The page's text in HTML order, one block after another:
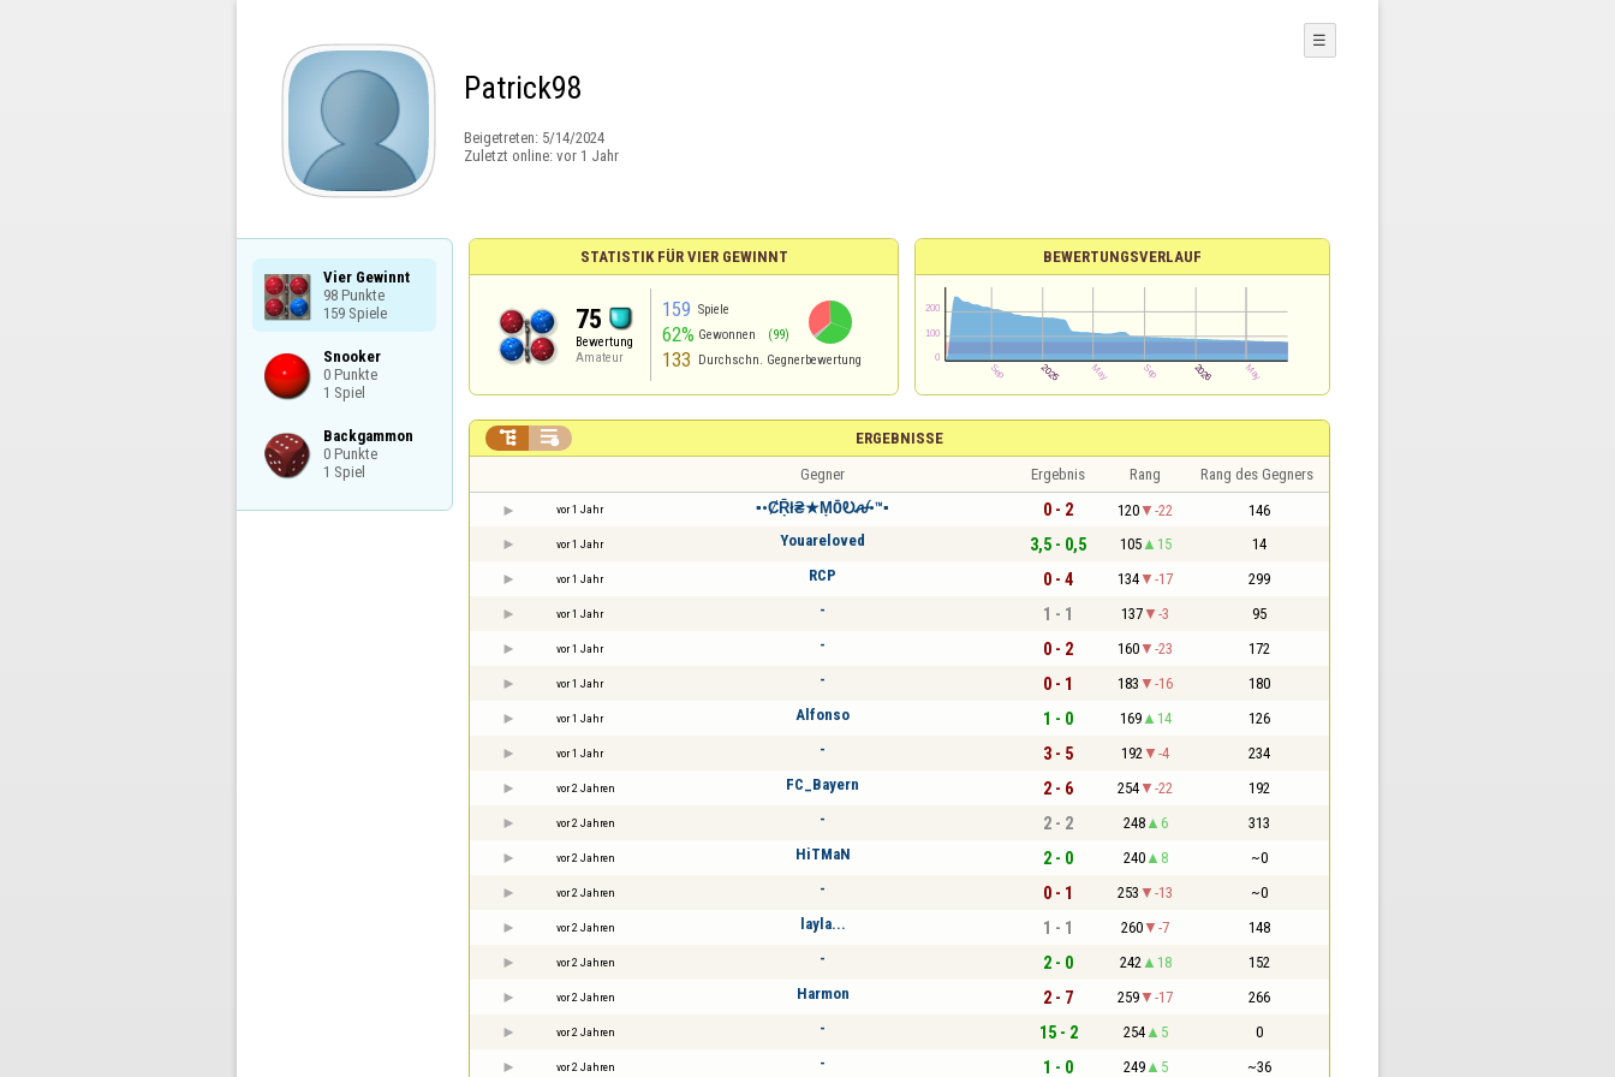
Patrick98
Beigetreten: 5/14/2024
Zuletzt online: vor 1 Jahr
☰
Vier Gewinnt
98 Punkte
159 Spiele
Snooker
0 Punkte
1 Spiel
Backgammon
0 Punkte
1 Spiel
STATISTIK FÜR VIER GEWINNT
75
Bewertung
Amateur
159 Spiele
62% Gewonnen (99)
133 Durchschn. Gegnerbewertung
BEWERTUNGSVERLAUF
ERGEBNISSE
 
Gegner Ergebnis Rang Rang des Gegners
vor 1 Jahr ▪︎•ȻṜł₴★ṂŌᎧꫛ•™▪︎ 0 - 2 120 -22 146
vor 1 Jahr Youareloved 3,5 - 0,5 105 15 14
vor 1 Jahr RCP 0 - 4 134 -17 299
vor 1 Jahr - 1 - 1 137 -3 95
vor 1 Jahr - 0 - 2 160 -23 172
vor 1 Jahr - 0 - 1 183 -16 180
vor 1 Jahr Alfonso 1 - 0 169 14 126
vor 1 Jahr - 3 - 5 192 -4 234
vor 2 Jahren FC_Bayern 2 - 6 254 -22 192
vor 2 Jahren - 2 - 2 248 6 313
vor 2 Jahren HiTMaN 2 - 0 240 8 ~0
vor 2 Jahren - 0 - 1 253 -13 ~0
vor 2 Jahren layla... 1 - 1 260 -7 148
vor 2 Jahren - 2 - 0 242 18 152
vor 2 Jahren Harmon 2 - 7 259 -17 266
vor 2 Jahren - 15 - 2 254 5 0
vor 2 Jahren - 1 - 0 249 5 ~36